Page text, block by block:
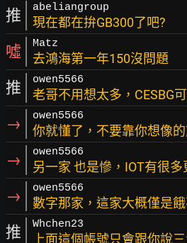
推 abeliangroup
現在都在拚GB300了吧?
噓 Matz
去鴻海第一年150沒問題
推 owen5566
老哥不用想太多，CESBG
→ owen5566
你就懂了，不要靠你想像
→ owen5566
另一家 也是慘，IOT有很
→ owen5566
數字那家，這家大概僅是
推 Whchen23
上面這個帳號只會跟你說